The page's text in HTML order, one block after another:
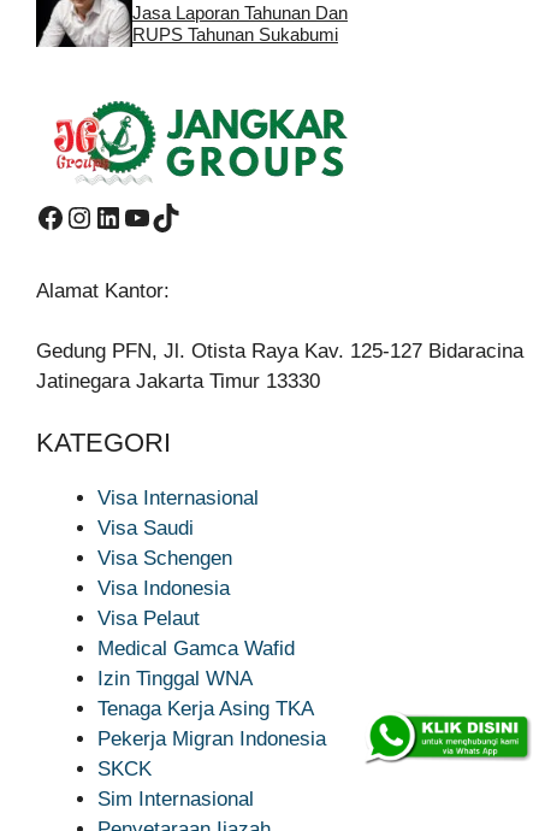
Jasa Laporan Tahunan Dan
RUPS Tahunan Sukabumi
Facebook
Instagram
LinkedIn
YouTube
TikTok
Alamat Kantor:
Gedung PFN, Jl. Otista Raya Kav. 125-127 Bidaracina
Jatinegara Jakarta Timur 13330
KATEGORI
Visa Internasional
Visa Saudi
Visa Schengen
Visa Indonesia
Visa Pelaut
Medical Gamca Wafid
Izin Tinggal WNA
Tenaga Kerja Asing TKA
Pekerja Migran Indonesia
SKCK
Sim Internasional